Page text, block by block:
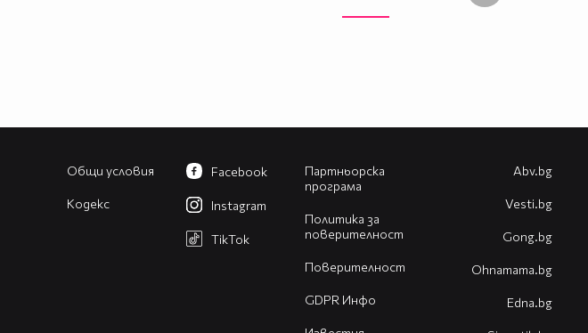
Общи условия
Кодекс
Партньорска
програма
Политика за
поверителност
Поверителност
GDPR Инфо
Facebook
Instagram
TikTok
Abv.bg
Vesti.bg
Gong.bg
Оhnamama.bg
Edna.bg